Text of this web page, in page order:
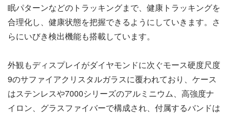
眠パターンなどのトラッキングまで、健康トラッキングを
合理化し、健康状態を把握できるようにしていきます。さ
らにいびき検出機能も搭載しています。
外観もディスプレイがダイヤモンドに次ぐモース硬度尺度
9のサファイアクリスタルガラスに覆われており、ケース
はステンレスや7000シリーズのアルミニウム、高強度ナ
イロン、グラスファイバーで構成され、付属するバンドは